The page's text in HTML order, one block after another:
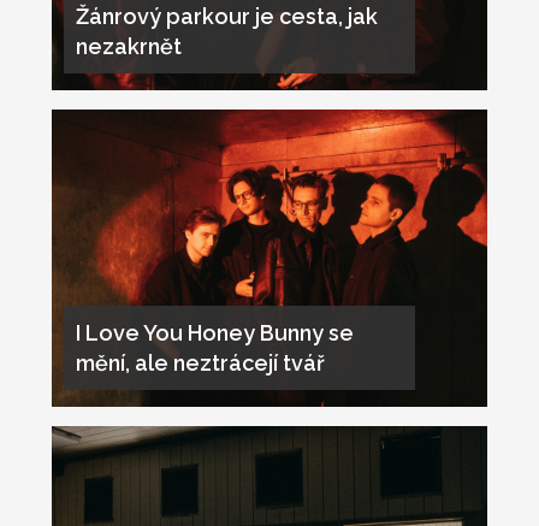
Žánrový parkour je cesta, jak
nezakrnět
I Love You Honey Bunny se
mění, ale neztrácejí tvář